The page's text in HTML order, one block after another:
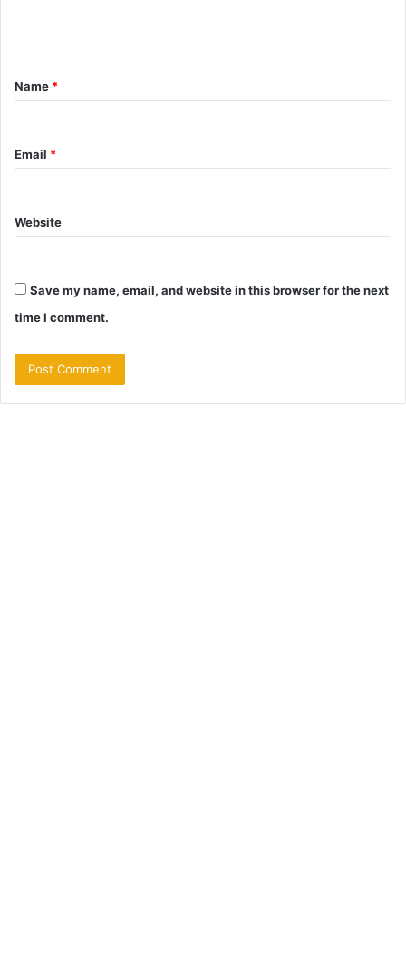
t
*
Name *
Email *
Website
Save my name, email, and website in this browser for the next
time I comment.